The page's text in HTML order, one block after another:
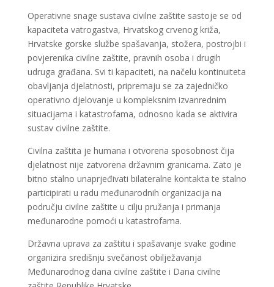
Operativne snage sustava civilne zaštite sastoje se od
kapaciteta vatrogastva, Hrvatskog crvenog križa,
Hrvatske gorske službe spašavanja, stožera, postrojbi i
povjerenika civilne zaštite, pravnih osoba i drugih
udruga građana. Svi ti kapaciteti, na načelu kontinuiteta
obavljanja djelatnosti, pripremaju se za zajedničko
operativno djelovanje u kompleksnim izvanrednim
situacijama i katastrofama, odnosno kada se aktivira
sustav civilne zaštite.
Civilna zaštita je humana i otvorena sposobnost čija
djelatnost nije zatvorena državnim granicama. Zato je
bitno stalno unaprjeđivati bilateralne kontakta te stalno
participirati u radu međunarodnih organizacija na
području civilne zaštite u cilju pružanja i primanja
međunarodne pomoći u katastrofama.
Državna uprava za zaštitu i spašavanje svake godine
organizira središnju svečanost obilježavanja
Međunarodnog dana civilne zaštite i Dana civilne